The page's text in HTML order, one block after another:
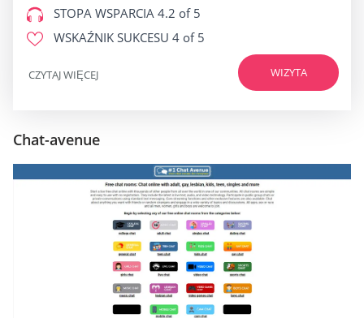
STOPA WSPARCIA 4.2 of 5
WSKAŹNIK SUKCESU 4 of 5
WIZYTA
CZYTAJ WIĘCEJ
Chat-avenue